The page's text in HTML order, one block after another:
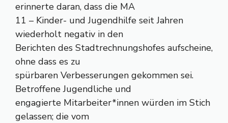
erinnerte daran, dass die MA
11 – Kinder- und Jugendhilfe seit Jahren
wiederholt negativ in den
Berichten des Stadtrechnungshofes aufscheine,
ohne dass es zu
spürbaren Verbesserungen gekommen sei.
Betroffene Jugendliche und
engagierte Mitarbeiter*innen würden im Stich
gelassen; die vom